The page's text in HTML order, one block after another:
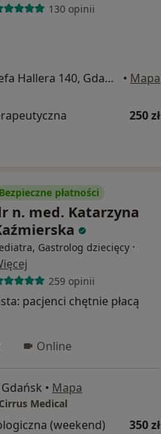
130 opinii
Aleja Generała Józefa Hallera 140, Gdańsk • Mapa
250 zł
Bezpieczne płatności
n. med. Katarzyna
Gastrolog dziecięcy ·
259 opinii
pacjenci chętnie płacą
Online
• Mapa
Medical
(weekend) 350 zł